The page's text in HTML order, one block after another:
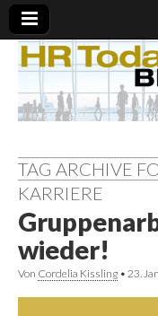
TAG ARCHIVE
KARRIERE
wieder!
Von Cordelia Kissling • 23.